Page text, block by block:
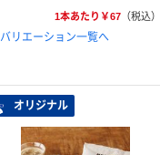
1本あたり￥67（税込）
バリエーション一覧へ
オリジナル